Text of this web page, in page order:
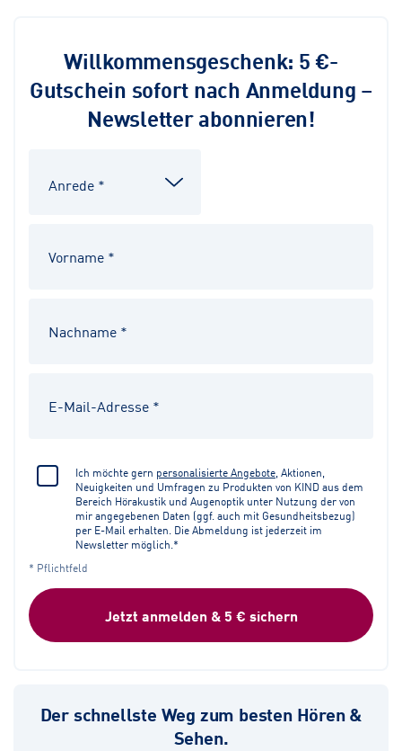
Willkommensgeschenk: 5 €-
Gutschein sofort nach Anmeldung –
Newsletter abonnieren!
Ich möchte gern personalisierte Angebote , Aktionen,
Neuigkeiten und Umfragen zu Produkten von KIND aus dem
Bereich Hörakustik und Augenoptik unter Nutzung der von
mir angegebenen Daten (ggf. auch mit Gesundheitsbezug)
per E-Mail erhalten. Die Abmeldung ist jederzeit im
Newsletter möglich.*
* Pflichtfeld
Jetzt anmelden & 5 € sichern
Der schnellste Weg zum besten Hören &
Sehen.